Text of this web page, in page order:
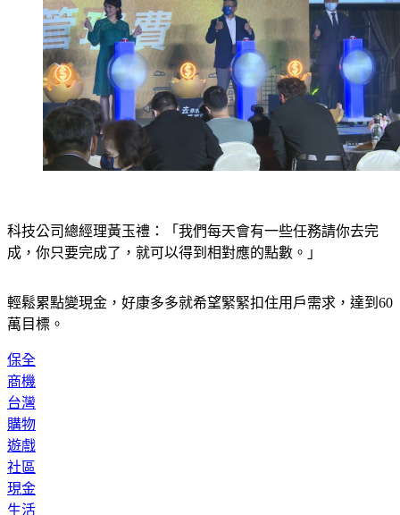
科技公司總經理黃玉禮：「我們每天會有一些任務請你去完
成，你只要完成了，就可以得到相對應的點數。」
輕鬆累點變現金，好康多多就希望緊緊扣住用戶需求，達到60
萬目標。
保全
商機
台灣
購物
遊戲
社區
現金
生活